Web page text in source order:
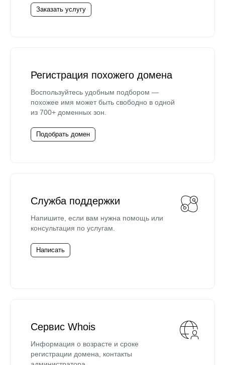
Заказать услугу
Регистрация похожего домена
Воспользуйтесь удобным подбором —
похожее имя может быть свободно в одной
из 700+ доменных зон.
Подобрать домен
Служба поддержки
Напишите, если вам нужна помощь или
консультация по услугам.
Написать
Сервис Whois
Информация о возрасте и сроке
регистрации домена, контакты